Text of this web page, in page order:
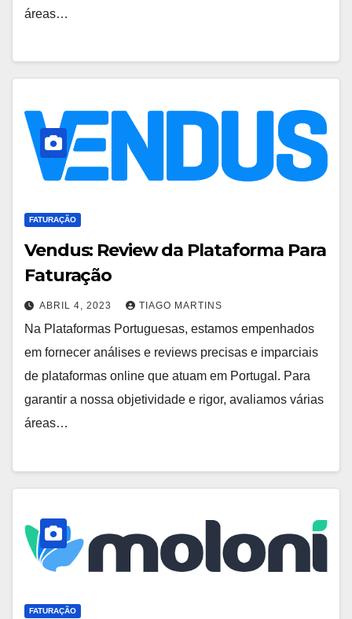
áreas…
FATURAÇÃO
Vendus: Review da Plataforma Para
Faturação
ABRIL 4, 2023 TIAGO MARTINS
Na Plataformas Portuguesas, estamos empenhados
em fornecer análises e reviews precisas e imparciais
de plataformas online que atuam em Portugal. Para
garantir a nossa objetividade e rigor, avaliamos várias
áreas…
FATURAÇÃO